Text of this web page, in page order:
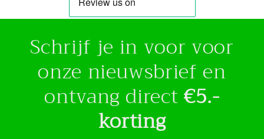
Schrijf je in voor voor
onze nieuwsbrief en
ontvang direct€5.-
korting